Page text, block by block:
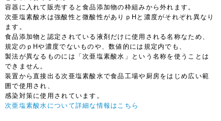
容器に入れて販売すると食品添加物の枠組みから外れます。
次亜塩素酸水は強酸性と微酸性がありｐHと濃度がそれぞれ異なり
ます。
食品添加物と認定されている液剤だけに使用される名称なため、
規定のｐHや濃度でないものや、数値的には規定内でも、
製法が異なるものには「次亜塩素酸水」という名称を使うことは
できません。
装置から直接出る次亜塩素酸水で食品工場や厨房をはじめ広い範
囲で使用され、
感染対策に使用されています。
次亜塩素酸水について詳細な情報はこちら